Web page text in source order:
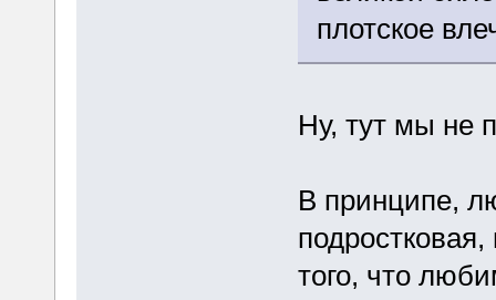
плотское
Ну, тут мы не
В принципе,
того, что